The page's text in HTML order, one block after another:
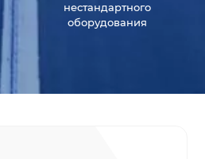
нестандартного
оборудования